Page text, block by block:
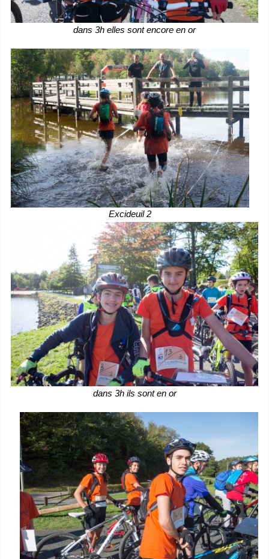
dans 3h elles sont encore en or
Excideuil 2
dans 3h ils sont en or